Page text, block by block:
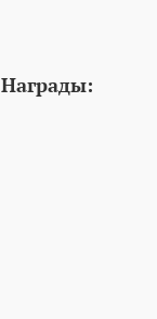
Награды: